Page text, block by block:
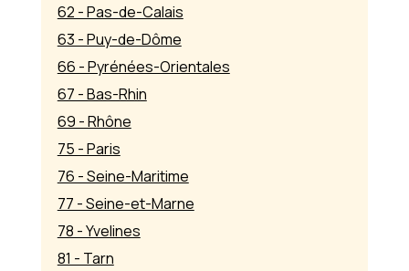
62 - Pas-de-Calais
63 - Puy-de-Dôme
66 - Pyrénées-Orientales
67 - Bas-Rhin
69 - Rhône
75 - Paris
76 - Seine-Maritime
77 - Seine-et-Marne
78 - Yvelines
81 - Tarn